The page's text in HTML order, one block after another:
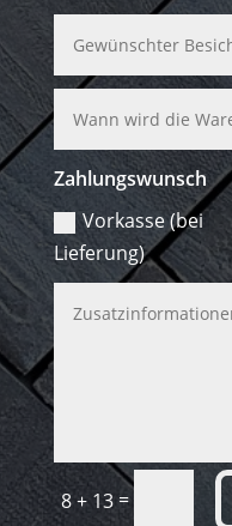
Zahlungswunsch
Vorkasse (bei
Lieferung)
8 + 13=